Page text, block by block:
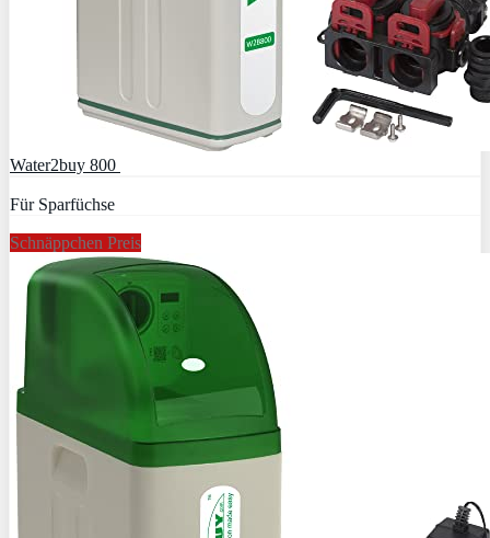
Water2buy 800
Für Sparfüchse
Schnäppchen Preis